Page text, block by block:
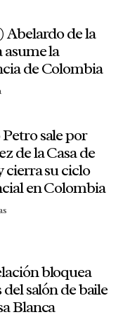
Abelardo de la
la
de Colombia
sale por
de la Casa de
cierra su ciclo
en Colombia
bloquea
del salón de baile
Blanca